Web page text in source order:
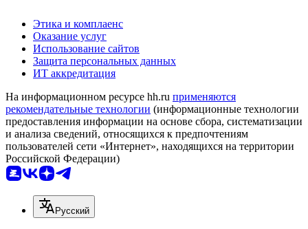
Этика и комплаенс
Оказание услуг
Использование сайтов
Защита персональных данных
ИТ аккредитация
На информационном ресурсе hh.ru применяются
рекомендательные технологии (информационные технологии
предоставления информации на основе сбора, систематизации
и анализа сведений, относящихся к предпочтениям
пользователей сети «Интернет», находящихся на территории
Российской Федерации)
Русский